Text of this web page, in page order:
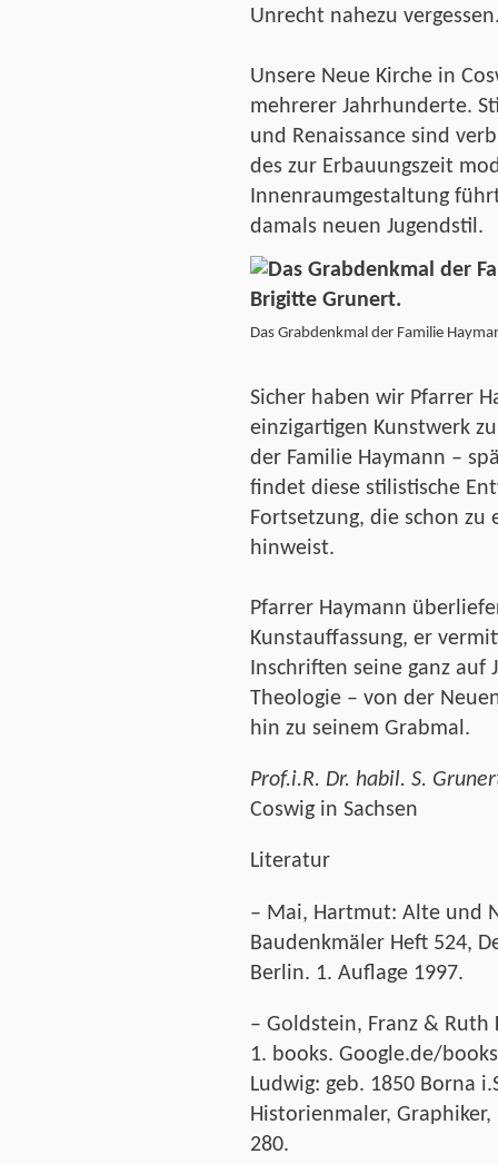
Unrecht nahezu
Unsere Neue Kirche in
mehrerer Jahrhunderte.
und Renaissance sind
des zur Erbauungszeit
Innenraumgestaltung
damals neuen Jugendstil.
Das Grabdenkmal der Familie
Sicher haben wir Pfarrer
einzigartigen Kunstwerk
der Familie Haymann –
findet diese stilistische
Fortsetzung, die schon
hinweist.
Pfarrer Haymann
Kunstauffassung, er
Inschriften seine ganz auf
Theologie – von der
hin zu seinem Grabmal.
Prof.i.R. Dr. habil. S.
Coswig in Sachsen
Literatur
– Mai, Hartmut: Alte und
Baudenkmäler Heft 524,
Berlin. 1. Auflage 1997.
– Goldstein, Franz &
1. books. Google.de/
Ludwig: geb. 1850 Borna
Historienmaler,
280.